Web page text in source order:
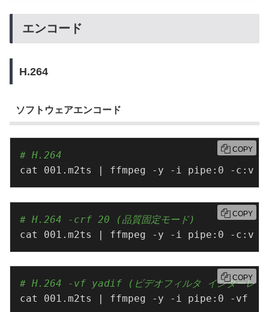
エンコード
H.264
ソフトウェアエンコード
# H.264
cat 001.m2ts | ffmpeg -y -i pipe:0 -c:v
COPY
# H.264 -crf 20 (品質固定モード)
cat 001.m2ts | ffmpeg -y -i pipe:0 -c:v
COPY
# H.264 -vf yadif (ビデオフィルタ インターレー
cat 001.m2ts | ffmpeg -y -i pipe:0 -vf
COPY